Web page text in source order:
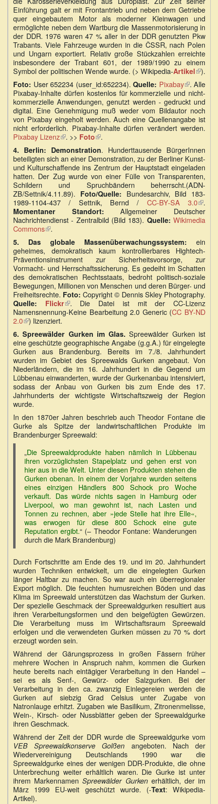
Einführung galt er mit Frontantrieb und neben dem Getriebe
quer eingebautem Motor als moderner Kleinwagen und
ermöglichte neben dem Wartburg die Massenmotorisierung in
der DDR. 1976 waren 47 % aller in der DDR genutzten Pkw
Trabants. Viele Fahrzeuge wurden in die ČSSR, nach Polen
und Ungarn exportiert. Relativ große Stückzahlen erreichte
insbesondere der Trabant 601, der 1989/1990 zu einem
Symbol der politischen Wende wurde. (> Wikipedia-Artikel(Link
ist
extern)
).
Foto: User 652234 (user_id:652234). Quelle: Pixabay(Link
ist
extern)
. Alle
Pixabay-Inhalte dürfen kostenlos für kommerzielle und nicht-
kommerzielle Anwendungen, genutzt werden - gedruckt und
digital. Eine Genehmigung muß weder vom Bildautor noch
von Pixabay eingeholt werden. Auch eine Quellenangabe ist
nicht erforderlich. Pixabay-Inhalte dürfen verändert werden.
Pixabay Lizenz(Link
extern)
. >> Foto(Link
extern)
.
4. Berlin: Demonstration. Hunderttausende BürgerInnen
beteiligten sich an einer Demonstration, zu der Berliner Kunst-
und Kulturschaffende ins Zentrum der Hauptstadt eingeladen
hatten. Der Zug wurde von einer Fülle von Transparenten,
Schildern und Spruchbändern beherrscht.(ADN-
ZB/Settnik/4.11.89). Foto/Quelle: Bundesarchiv, Bild 183-
1989-1104-437 / Settnik, Bernd / CC-BY-SA 3.0(Link
ist
.
Momentaner Standort: Allgemeiner Deutscher
Nachrichtendienst - Zentralbild (Bild 183). Quelle: Wikimedia
Commons(Link
extern)
.
5. Das globale Massenüberwachungssystem: ein
geheimes, demokratisch kaum kontrollierbares Hightech-
Präventionsinstrument zur Sicherheitsvorsorge, zur
Vormacht- und Herrschaftssicherung. Es gedeiht im Schatten
des demokratischen Rechtsstaats, bedroht politisch-soziale
Bewegungen, Millionen von Menschen und deren Bürger- und
Freiheitsrechte. Foto: Copyright ©️ Dennis Skley Photography.
Quelle: Flickr(Link
ist
. Die Datei ist mit der CC-Lizenz
Namensnennung-Keine Bearbeitung 2.0 Generic (CC BY-ND
2.0(Link
ist
extern)
) lizenziert.
6. Spreewälder Gurken im Glas.Spreewälder Gurken ist
eine geschützte geographische Angabe (g.g.A.) für eingelegte
Gurken aus Brandenburg. Bereits im 7./8. Jahrhundert
wurden im Gebiet des Spreewalds Gurken angebaut. Von
Niederländern, die im 16. Jahrhundert in die Gegend um
Lübbenau einwanderten, wurde der Gurkenanbau intensiviert,
sodass der Anbau von Gurken bis zum Ende des 17.
Jahrhunderts der wichtigste Wirtschaftszweig der Region
wurde.
In den 1870er Jahren beschrieb auch Theodor Fontane die
Gurke als Spitze der landwirtschaftlichen Produkte im
Brandenburger Spreewald:
„Die Spreewaldprodukte haben nämlich in Lübbenau
ihren vorzüglichsten Stapelplatz und gehen erst von
hier aus in die Welt. Unter diesen Produkten stehen die
Gurken obenan. In einem der Vorjahre wurden seitens
eines einzigen Händlers 800 Schock pro Woche
verkauft. Das würde nichts sagen in Hamburg oder
Liverpool, wo man gewohnt ist, nach Lasten und
Tonnen zu rechnen, aber »jede Stelle hat ihre Elle«,
was erwogen für diese 800 Schock eine gute
Reputation ergibt.“ (– Theodor Fontane: Wanderungen
durch die Mark Brandenburg)
Durch Fortschritte am Ende des 19. und im 20. Jahrhundert
wurden Techniken entwickelt, um die eingelegten Gurken
länger Haltbar zu machen. So war auch ein überregionaler
Export möglich. Die feuchten humusreichen Böden und das
Klima im Spreewald unterstützen das Wachstum der Gurken.
Der spezielle Geschmack der Spreewaldgurken resultiert aus
ihren Verarbeitungsformen und den beigefügten Gewürzen.
Die Verarbeitung muss im Wirtschaftsraum Spreewald
erfolgen und die verwendeten Gurken müssen zu 70 % dort
erzeugt worden sein.
Während der Gärungsprozess in großen Fässern früher
mehrere Wochen in Anspruch nahm, kommen die Gurken
heute bereits nach eintägiger Verarbeitung in den Handel –
sei es als Senf-, Gewürz- oder Salzgurken. Bei der
Verarbeitung in den ca. zwanzig Einlegereien werden die
Gurken auf siebzig Grad Celsius unter Zugabe von
Natronlauge erhitzt. Zugaben wie Basilikum, Zitronenmelisse,
Wein-, Kirsch- oder Nussblätter geben der Spreewaldgurke
ihren Geschmack.
Während der Zeit der DDR wurde die Spreewaldgurke vom
VEB Spreewaldkonserve Golßen angeboten. Nach der
Wiedervereinigung Deutschlands 1990 war die
Spreewaldgurke eines der wenigen DDR-Produkte, die ohne
Unterbrechung weiter erhältlich waren. Die Gurke ist unter
ihrem MarkennamenSpreewälder Gurkenerhältlich, der im
März 1999 EU-weit geschützt wurde. (-Text: Wikipedia-
Artikel).